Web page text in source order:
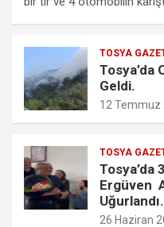
o
o
k
A
p
TOSYA
Tosya’da
Geldi.
12 Temmuz
TOSYA
Tosya’da
Ergüven
Uğurlandı.
26 Haziran